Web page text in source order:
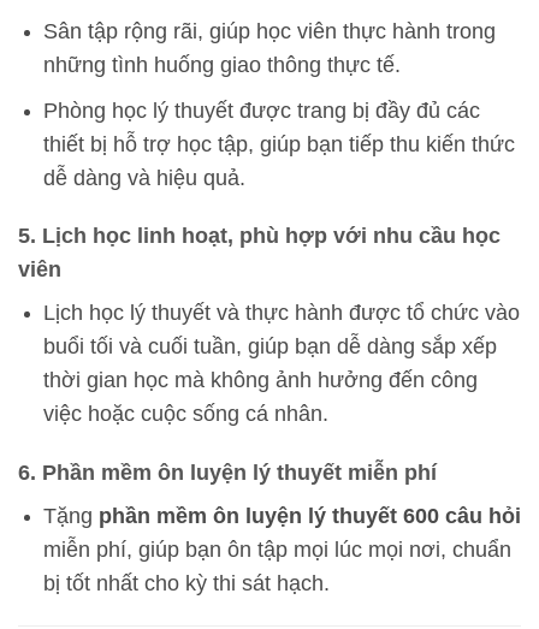
Sân tập rộng rãi, giúp học viên thực hành trong
những tình huống giao thông thực tế.
Phòng học lý thuyết được trang bị đầy đủ các
thiết bị hỗ trợ học tập, giúp bạn tiếp thu kiến thức
dễ dàng và hiệu quả.
5. Lịch học linh hoạt, phù hợp với nhu cầu học
viên
Lịch học lý thuyết và thực hành được tổ chức vào
buổi tối và cuối tuần, giúp bạn dễ dàng sắp xếp
thời gian học mà không ảnh hưởng đến công
việc hoặc cuộc sống cá nhân.
6. Phần mềm ôn luyện lý thuyết miễn phí
Tặng phần mềm ôn luyện lý thuyết 600 câu hỏi
miễn phí, giúp bạn ôn tập mọi lúc mọi nơi, chuẩn
bị tốt nhất cho kỳ thi sát hạch.